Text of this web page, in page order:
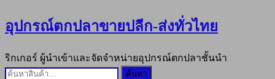
อุปกรณ์ตกปลาขายปลีก-ส่งทั่วไทย
ริกเกอร์ ผู้นำเข้าและจัดจำหน่ายอุปกรณ์ตกปลาชั้นนำ
ค้นหา:
ค้นหา